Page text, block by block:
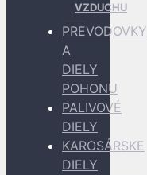
VZDUCHU
PREVODOVKY
A
DIELY
POHONU
PALIVOVÉ
DIELY
KAROSÁRSKE
DIELY